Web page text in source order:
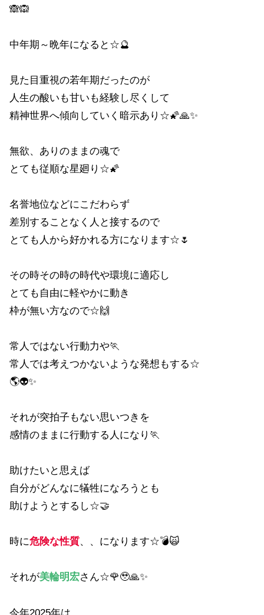
🙈🙉
中年期～晩年になると☆🔮
見た目重視の若年期だったのが
人生の酸いも甘いも経験し尽くして
精神世界へ傾向していく暗示あり☆🌠🙏✨
無欲、ありのままの魂で
とても従順な星廻り☆🌠
名誉地位などにこだわらず
差別することなく人と接するので
とても人から好かれる方になります☆🌷
その時その時の時代や環境に適応し
とても自由に軽やかに動き
枠が無い方なので☆🙌
常人ではない行動力や🏃
常人では考えつかないような発想もする☆
🌎👽✨
それが突拍子もない思いつきを
感情のままに行動する人になり🏃
助けたいと思えば
自分がどんなに犠牲になろうとも
助けようとするし☆🤝
時に危険な性質、、になります☆💣🙀
それが美輪明宏さん☆🌹🥹🙏✨